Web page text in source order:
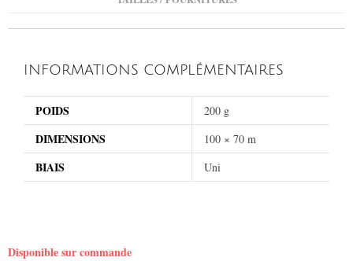
INFORMATIONS COMPLÉMENTAIRES
POIDS 200 g
DIMENSIONS 100 × 70 m
BIAIS Uni
Disponible sur commande